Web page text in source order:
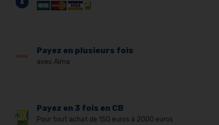
Payez en plusieurs fois
avec Alma
Payez en 3 fois en CB
Pour tout achat de 150 euros à 2000 euros